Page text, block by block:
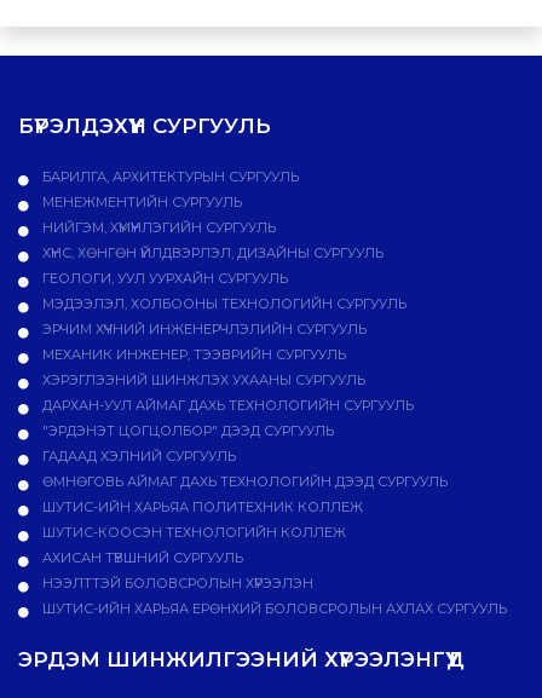
БҮРЭЛДЭХҮҮН СУРГУУЛЬ
БАРИЛГА, АРХИТЕКТУРЫН СУРГУУЛЬ
МЕНЕЖМЕНТИЙН СУРГУУЛЬ
НИЙГЭМ, ХҮМҮҮНЛЭГИЙН СУРГУУЛЬ
ХҮНС, ХӨНГӨН ҮЙЛДВЭРЛЭЛ, ДИЗАЙНЫ СУРГУУЛЬ
ГЕОЛОГИ, УУЛ УУРХАЙН СУРГУУЛЬ
МЭДЭЭЛЭЛ, ХОЛБООНЫ ТЕХНОЛОГИЙН СУРГУУЛЬ
ЭРЧИМ ХҮЧНИЙ ИНЖЕНЕРЧЛЭЛИЙН СУРГУУЛЬ
МЕХАНИК ИНЖЕНЕР, ТЭЭВРИЙН СУРГУУЛЬ
ХЭРЭГЛЭЭНИЙ ШИНЖЛЭХ УХААНЫ СУРГУУЛЬ
ДАРХАН-УУЛ АЙМАГ ДАХЬ ТЕХНОЛОГИЙН СУРГУУЛЬ
"ЭРДЭНЭТ ЦОГЦОЛБОР" ДЭЭД СУРГУУЛЬ
ГАДААД ХЭЛНИЙ СУРГУУЛЬ
ӨМНӨГОВЬ АЙМАГ ДАХЬ ТЕХНОЛОГИЙН ДЭЭД СУРГУУЛЬ
ШУТИС-ИЙН ХАРЬЯА ПОЛИТЕХНИК КОЛЛЕЖ
ШУТИС-КООСЭН ТЕХНОЛОГИЙН КОЛЛЕЖ
АХИСАН ТҮВШНИЙ СУРГУУЛЬ
НЭЭЛТТЭЙ БОЛОВСРОЛЫН ХҮРЭЭЛЭН
ШУТИС-ИЙН ХАРЬЯА ЕРӨНХИЙ БОЛОВСРОЛЫН АХЛАХ СУРГУУЛЬ
ЭРДЭМ ШИНЖИЛГЭЭНИЙ ХҮРЭЭЛЭНГҮҮД